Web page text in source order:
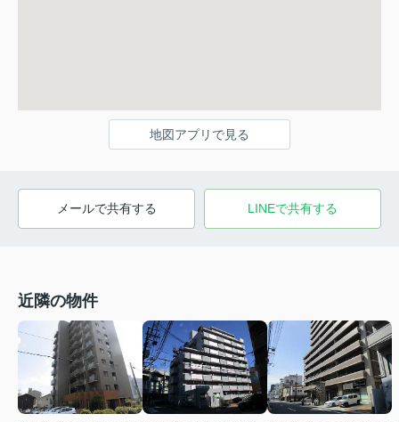
地図アプリで見る
メールで共有する LINEで共有する
近隣の物件